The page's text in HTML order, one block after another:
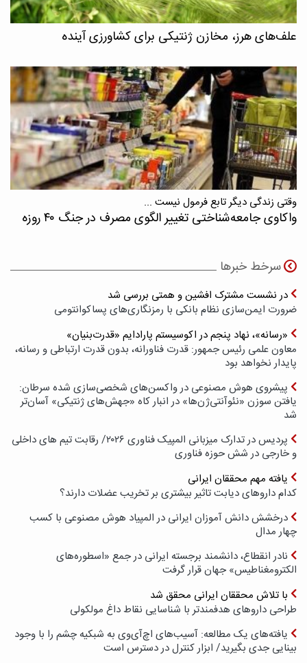
علف‌های هرز، مخازن ژنتیکی برای کشاورزی آینده
وقتی زندگی دیگر تابع فرمول نیست ...
واکاوی جامعه‌شناختی تغییر الگوی مصرف در جنگ ۴۰ روزه
سرخط خبرها
در نشست مشترک افشین و همتی بررسی شد
ضرورت ایمن‌سازی نظام بانکی با رمزنگاری‌های پسا‌کوانتومی
«رسانه»، نهاد پنجم در اکوسیستم پارادایم «قدرت‌بنیان»
معاون علمی رئیس جمهور: قدرت فناورانه، بدون قدرت ارتباطی و رسانه،
پایدار نخواهد بود
پیشروی هوش مصنوعی در واکسن‌های شخصی‌سازی شده سرطان:
یافتن سوزن «نئوآنتی‌ژن‌ها» در انبار کاه «جهش‌های ژنتیکی» آسان‌تر
شد
پردیس در تدارک میزبانی المپیک فناوری ۲۰۲۶/ رقابت تیم های داخلی
و خارجی در شش حوزه فناوری
یافته مهم محققان ایرانی
کدام داروهای دیابت تاثیر بیشتری بر تخریب عضلات دارند؟
درخشش دانش آموزان ایرانی در المپیاد هوش مصنوعی با کسب
چهار مدال
نادر انقطاع، دانشمند برجسته ایرانی در جمع «اسطوره‌های
الکترومغناطیس» جهان قرار گرفت
با تلاش محققان ایرانی محقق شد
طراحی داروهای هدفمندتر با شناسایی نقاط داغ مولکولی
یافته‌های یک مطالعه: آسیب‌های اچ‌آی‌وی به شبکیه چشم را با وجود
بینایی جدی بگیرید/ ابزار کنترل در دسترس است